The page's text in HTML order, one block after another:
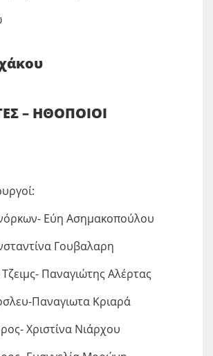
– ΗΘΟΠΟΙΟΙ
Εύη Ασημακοπούλου
Γουβαλαρη
Παναγιώτης Αλέρτας
Παναγιωτα Κριαρά
Χριστίνα Νιάρχου